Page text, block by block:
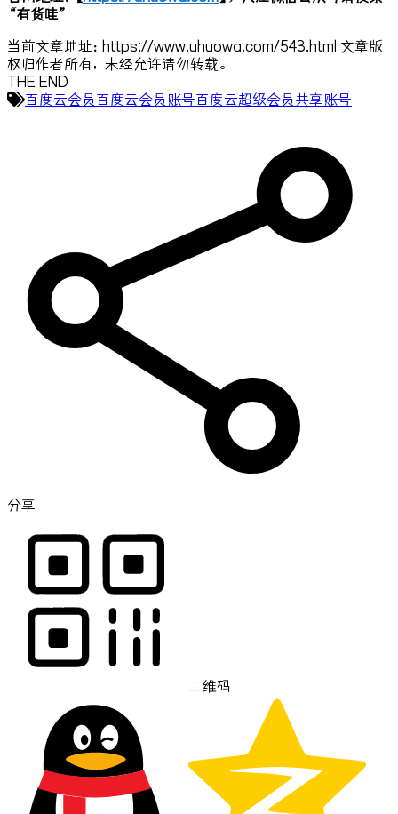
“有货哇”
当前文章地址：https://www.uhuowa.com/543.html 文章版
权归作者所有，未经允许请勿转载。
THE END
百度云会员 百度云会员账号百度云超级会员共享账号
分享
二维码